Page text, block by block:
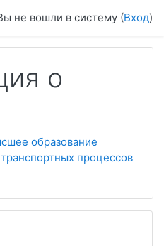
не вошли в систему (Вход)
о
образование
процессов